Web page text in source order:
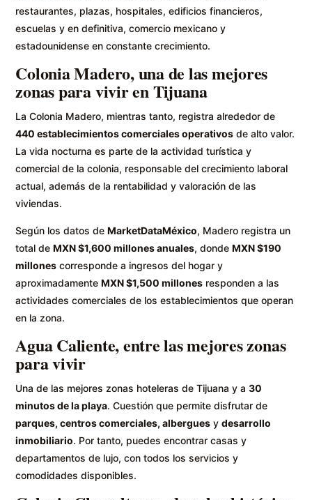
restaurantes, plazas, hospitales, edificios financieros,
escuelas y en definitiva, comercio mexicano y
estadounidense en constante crecimiento.
Colonia Madero, una de las mejores
zonas para vivir en Tijuana
La Colonia Madero, mientras tanto, registra alrededor de
440 establecimientos comerciales operativos de alto valor.
La vida nocturna es parte de la actividad turística y
comercial de la colonia, responsable del crecimiento laboral
actual, además de la rentabilidad y valoración de las
viviendas.
Según los datos deMarketDataMéxico, Madero registra un
total deMXN $1,600 millones anuales, dondeMXN $190
millones corresponde a ingresos del hogar y
aproximadamenteMXN $1,500 millones responden a las
actividades comerciales de los establecimientos que operan
en la zona.
Agua Caliente, entre las mejores zonas
para vivir
Una de las mejores zonas hoteleras de Tijuana y a30
minutos de la playa. Cuestión que permite disfrutar de
parques, centros comerciales, albergues ydesarrollo
inmobiliario. Por tanto, puedes encontrar casas y
departamentos de lujo, con todos los servicios y
comodidades disponibles.